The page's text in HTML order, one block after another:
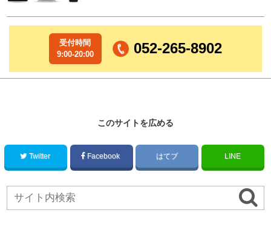
受付時間
9:00-20:00
052-265-8902
このサイトを広める
Twitter Facebook はてブ LINE